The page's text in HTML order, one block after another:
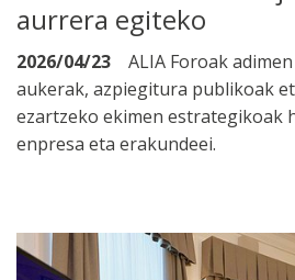
aurrera egiteko
2026/04/23
ALIA Foroak
aukerak, azpiegitura publikoak
ezartzeko ekimen estrategikoak
enpresa eta erakundeei.